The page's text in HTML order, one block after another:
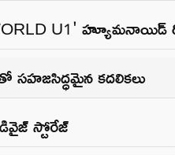
U1'
సహజసిద్ధమైన కదలికలు
స్టోరేజ్